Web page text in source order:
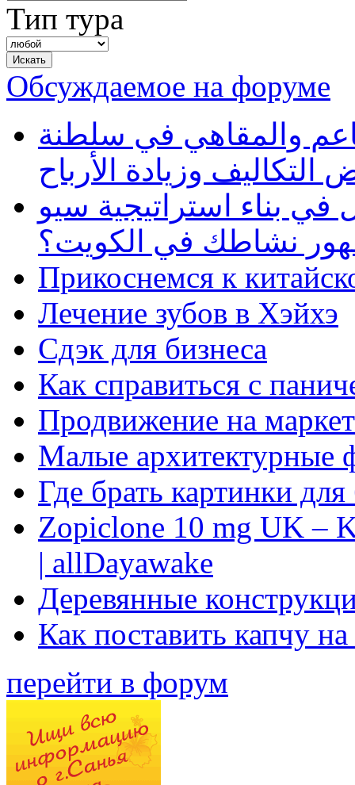
Тип тура
Обсуждаемое на форуме
والمقاهي في سلطنة
وزيادة الأرباح
بناء استراتيجية سيو
نشاطك في الكويت؟
Прикоснемся к
Лечение зубов в Хэйхэ
Сдэк для бизнеса
Как справиться с
Продвижение на
Малые архитектурные
Где брать картинки
Zopiclone 10 mg UK –
| allDayawake
Деревянные
Как поставить капчу
перейти в форум